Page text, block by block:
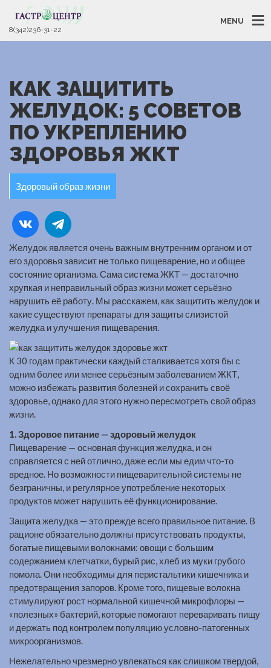
8(342)236-31-22
MENU
КАК ЗАЩИТИТЬ
ЖЕЛУДОК: 5 СОВЕТОВ
ПО УКРЕПЛЕНИЮ
ЗДОРОВЬЯ ЖКТ
Здоровый образ жизни
Желудок является очень важным внутренним органом и от
его здоровья зависит не только пищеварение, но и общее
состояние организма. Сама система ЖКТ — достаточно
хрупкая и неправильный образ жизни может серьёзно
нарушить её работу. Мы расскажем, как защитить желудок и
какие существуют препараты для защиты слизистой
желудка и улучшения пищеварения.
К 30 годам практически каждый сталкивается хотя бы с
одним более или менее серьёзным заболеванием ЖКТ,
можно избежать развития болезней и сохранить своё
здоровье, однако для этого нужно пересмотреть свой образ
жизни.
1. Здоровое питание — здоровый желудок
Пищеварение — основная функция желудка, и он
справляется с ней отлично, даже если мы едим что-то
вредное. Но возможности пищеварительной системы не
безграничны, и регулярное употребление некоторых
продуктов может нарушить её функционирование.
Защита желудка — это прежде всего правильное питание. В
рационе обязательно должны присутствовать продукты,
богатые пищевыми волокнами: овощи с большим
содержанием клетчатки, бурый рис, хлеб из муки грубого
помола. Они необходимы для перистальтики кишечника и
предотвращения запоров. Кроме того, пищевые волокна
стимулируют рост нормальной кишечной микрофлоры —
«полезных» бактерий, которые помогают переваривать пищу
и держать под контролем популяцию условно-патогенных
микроорганизмов.
Нежелательно чрезмерно увлекаться как слишком твердой,